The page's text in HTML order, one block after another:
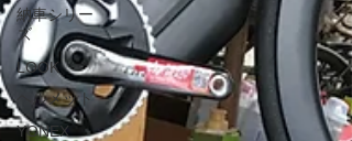
納車シリー
ズ
LOOK
ヘルメット
YONEX